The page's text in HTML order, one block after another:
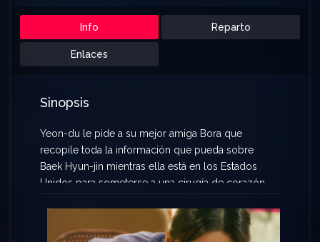
Info Reparto
Enlaces
Sinopsis
Yeon-du le pide a su mejor amiga Bora que
recopile toda la información que pueda sobre
Baek Hyun-jin mientras ella está en los Estados
Unidos para someterse a una cirugía de corazón.
Baek, Pung Woon-ho. Sin embargo, el torpe plan
de Bora se desarrolla en una dirección